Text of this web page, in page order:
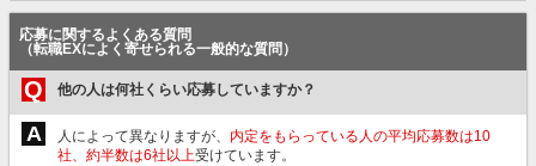
応募に関するよくある質問
（転職EXによく寄せられる一般的な質問）
Q 他の人は何社くらい応募していますか？
A 人によって異なりますが、 内定をもらっている人の平均応募数は10
社、約半数は6社以上受けています。